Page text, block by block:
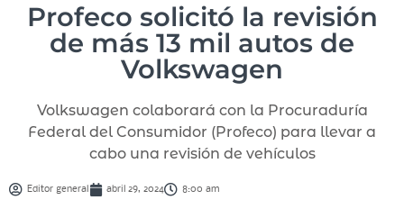
Profeco solicitó la revisión
de más 13 mil autos de
Volkswagen
Volkswagen colaborará con la Procuraduría
Federal del Consumidor (Profeco) para llevar a
cabo una revisión de vehículos
Editor general abril 29, 2024 8:00 am